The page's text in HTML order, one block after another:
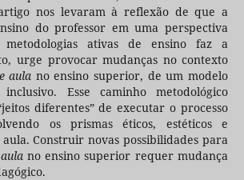
artigo nos levaram à reflexão de que a
do professor em uma perspectiva
ativas de ensino faz a
urge provocar mudanças no contexto
aula no ensino superior, de um modelo
Esse caminho metodológico
diferentes” de executar o processo
os prismas éticos, estéticos e
Construir novas possibilidades para
no ensino superior requer mudança